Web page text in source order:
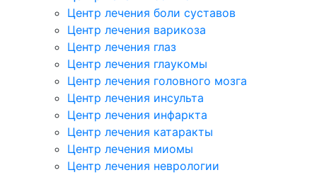
Центр лечения боли суставов
Центр лечения варикоза
Центр лечения глаз
Центр лечения глаукомы
Центр лечения головного мозга
Центр лечения инсульта
Центр лечения инфаркта
Центр лечения катаракты
Центр лечения миомы
Центр лечения неврологии